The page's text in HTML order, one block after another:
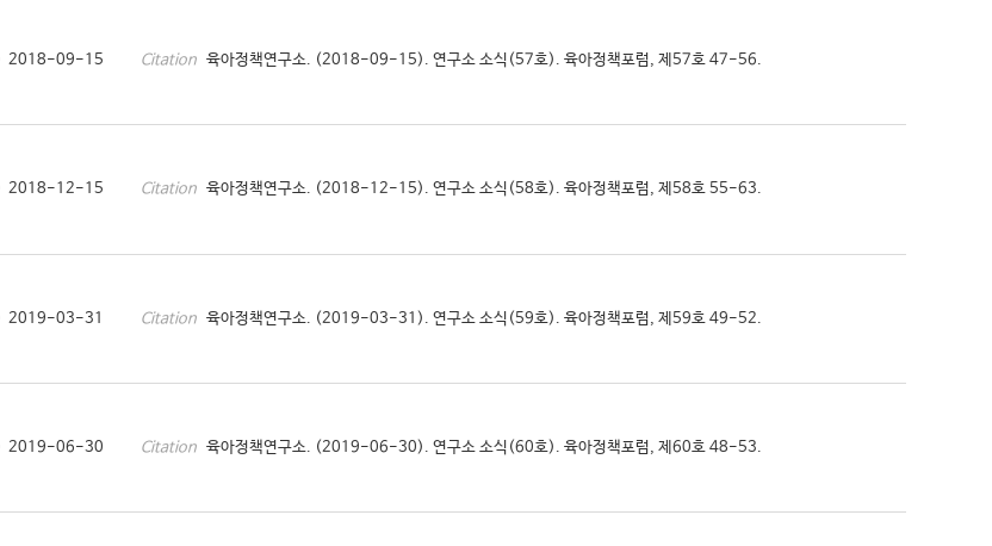
2018-09-15 Citation 육아정책연구소. (2018-09-15). 연구소 소식(57호). 육아정책포럼, 제57호 47-56.
2018-12-15 Citation 육아정책연구소. (2018-12-15). 연구소 소식(58호). 육아정책포럼, 제58호 55-63.
2019-03-31 Citation 육아정책연구소. (2019-03-31). 연구소 소식(59호). 육아정책포럼, 제59호 49-52.
2019-06-30 Citation 육아정책연구소. (2019-06-30). 연구소 소식(60호). 육아정책포럼, 제60호 48-53.